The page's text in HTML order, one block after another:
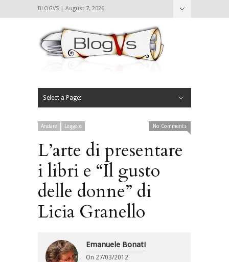
BLOGVS | August 7, 2026
Select a Page:
Andare Leggere No Comments
L’arte di presentare
i libri e “Il gusto
delle donne” di
Licia Granello
Emanuele Bonati
On 27/03/2012